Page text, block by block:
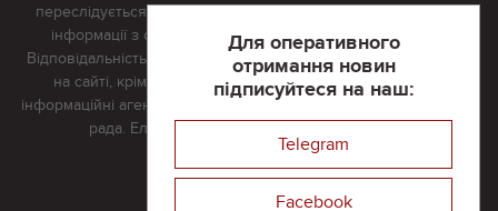
Для оперативного
отримання новин
підписуйтеся на наш:
Telegram
Facebook
переслідується в судовому порядку. Будь-яке відтворення
інформації з сайту тільки з письмово дозволу редакції.
Відповідальність за достовірність усіх матеріалів, розміщених
на сайті, крім матеріалів, які містять посилання на інші
інформаційні агентства або інтернет-видання, несе редакційна
рада. Електронна пошта:
Реклама на сайті